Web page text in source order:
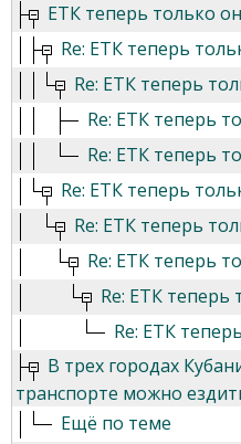
ЕТК теперь только
Re: ЕТК теперь
Re: ЕТК теперь
Re: ЕТК теперь
Re: ЕТК теперь
Re: ЕТК теперь
Re: ЕТК теперь
Re: ЕТК теперь
Re: ЕТК теперь
Re: ЕТК
В трех городах
транспорте можно
Ещё по теме